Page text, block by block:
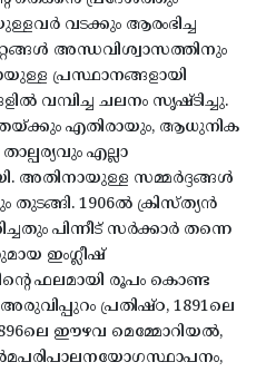
വടക്കും ആരംഭിച്ച
അന്ധവിശ്വാസത്തിനും
പ്രസ്ഥാനങ്ങളായി
വമ്പിച്ച ചലനം സൃഷ്ടിച്ചു.
എതിരായും, ആധുനിക
എല്ലാ
അതിനായുള്ള സമ്മർദ്ദങ്ങൾ
1906ൽ ക്രിസ്ത്യൻ
പിന്നീട് സർക്കാർ തന്നെ
ഇംഗ്ലീഷ്
ഫലമായി രൂപം കൊണ്ട
പ്രതിഷ്ഠ, 1891ലെ
ഈഴവ മെമ്മോറിയൽ,